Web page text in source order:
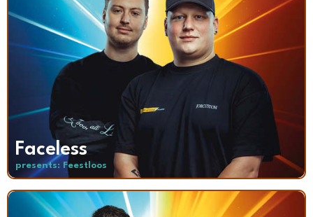
Faceless
presents: Feestloos